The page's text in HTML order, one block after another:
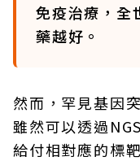
免疫治療，全
藥越好。
然而，罕見基因
雖然可以透過
給付相對應的標